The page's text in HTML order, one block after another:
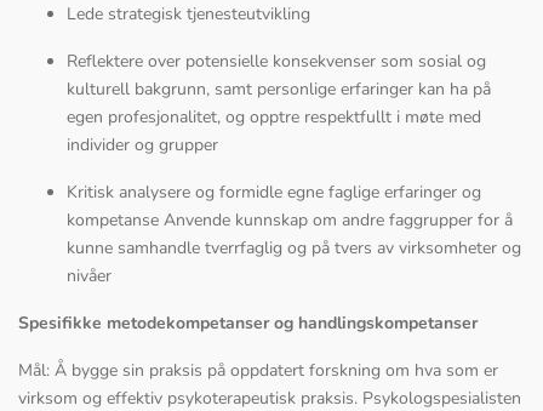
Lede strategisk tjenesteutvikling
Reflektere over potensielle konsekvenser som sosial og
kulturell bakgrunn, samt personlige erfaringer kan ha på
egen profesjonalitet, og opptre respektfullt i møte med
individer og grupper
Kritisk analysere og formidle egne faglige erfaringer og
kompetanse Anvende kunnskap om andre faggrupper for å
kunne samhandle tverrfaglig og på tvers av virksomheter og
nivåer
Spesifikke metodekompetanser og handlingskompetanser
Mål: Å bygge sin praksis på oppdatert forskning om hva som er
virksom og effektiv psykoterapeutisk praksis. Psykologspesialisten